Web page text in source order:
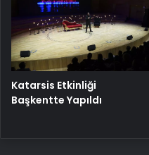
Katarsis Etkinliği
Başkentte Yapıldı